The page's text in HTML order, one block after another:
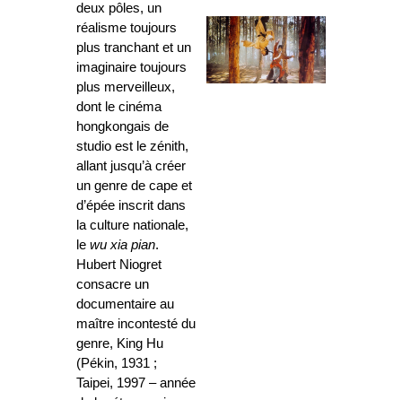
deux pôles, un
réalisme toujours
plus tranchant et un
imaginaire toujours
plus merveilleux,
dont le cinéma
hongkongais de
studio est le zénith,
allant jusqu’à créer
un genre de cape et
d’épée inscrit dans
la culture nationale,
le wu xia pian.
Hubert Niogret
consacre un
documentaire au
maître incontesté du
genre, King Hu
(Pékin, 1931 ;
Taipei, 1997 – année